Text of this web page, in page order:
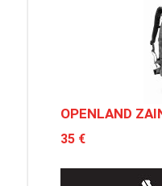
OPENLAND
35 €